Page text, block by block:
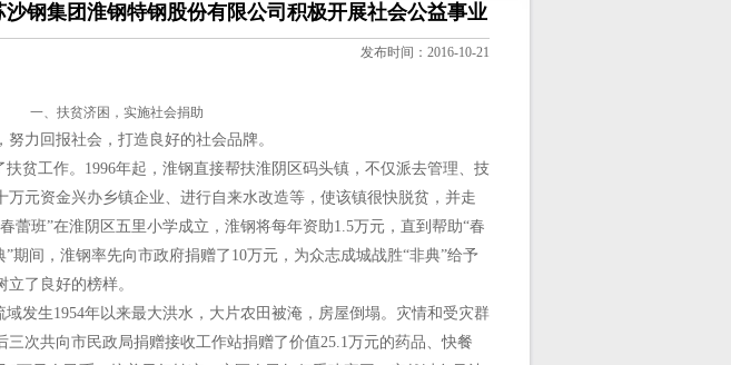
钢集团淮钢特钢股份有限公司积极开展社会公益事业
发布时间：2016-10-21
一、扶贫济困，实施社会捐助
力回报社会，打造良好的社会品牌。
贫工作。1996年起，淮钢直接帮扶淮阴区码头镇，不仅派去管理、技
元资金兴办乡镇企业、进行自来水改造等，使该镇很快脱贫，并走
蕾班”在淮阴区五里小学成立，淮钢将每年资助1.5万元，直到帮助“春
期间，淮钢率先向市政府捐赠了10万元，为众志成城战胜“非典”给予
了良好的榜样。
发生1954年以来最大洪水，大片农田被淹，房屋倒塌。灾情和受灾群
次共向市民政局捐赠接收工作站捐赠了价值25.1万元的药品、快餐